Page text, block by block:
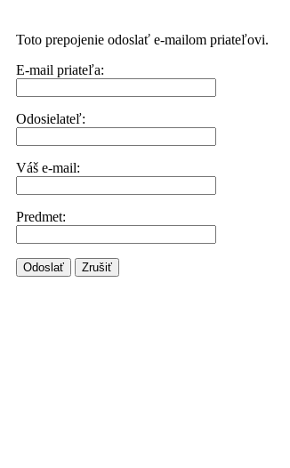
Toto prepojenie odoslať e-mailom priateľovi.
E-mail priateľa:
Odosielateľ:
Váš e-mail:
Predmet:
Odoslať Zrušiť